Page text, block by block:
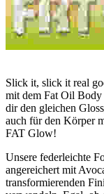
Slick it, slick it real
mit dem Fat Oil
dir den gleichen
auch für den Körper
FAT Glow!
Unsere federleichte
angereichert mit
transformierenden